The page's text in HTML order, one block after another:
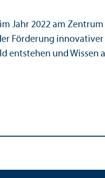
Jahr 2022 am
Förderung
entstehen und Wissen